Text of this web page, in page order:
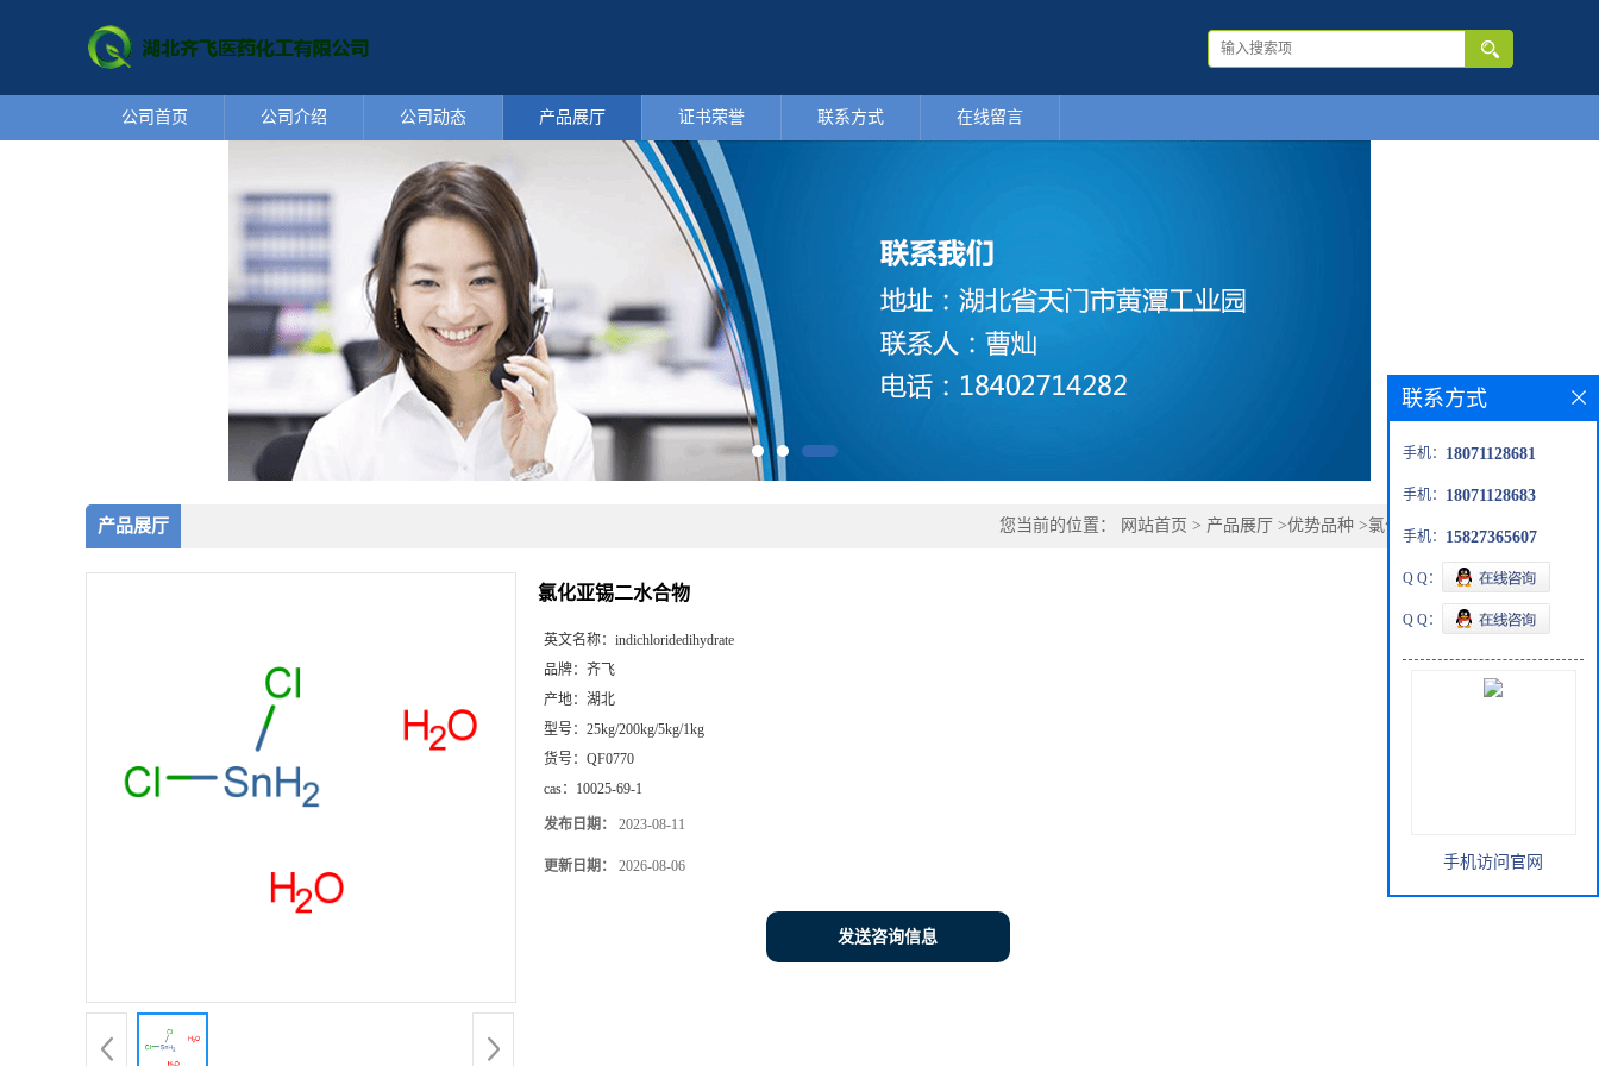
公司首页 公司介绍 公司动态 产品展厅 证书荣誉 联系方式 在线留言
产品展厅 您当前的位置： 网站首页 > 产品展厅 >优势品种 >氯化亚锡二水合物
氯化亚锡二水合物
英文名称： indichloridedihydrate
品牌： 齐飞
产地： 湖北
型号： 25kg/200kg/5kg/1kg
货号： QF0770
cas： 10025-69-1
发布日期： 2023-08-11
更新日期： 2026-08-06
发送咨询信息
联系方式
手机： 18071128681
手机： 18071128683
手机： 15827365607
Q Q：
Q Q：
手机访问官网